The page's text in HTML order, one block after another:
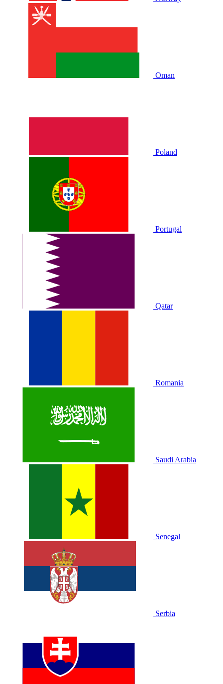
Oman
Poland
Portugal
Qatar
Romania
Saudi Arabia
Senegal
Serbia